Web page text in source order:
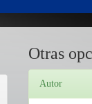
Otras
Autor